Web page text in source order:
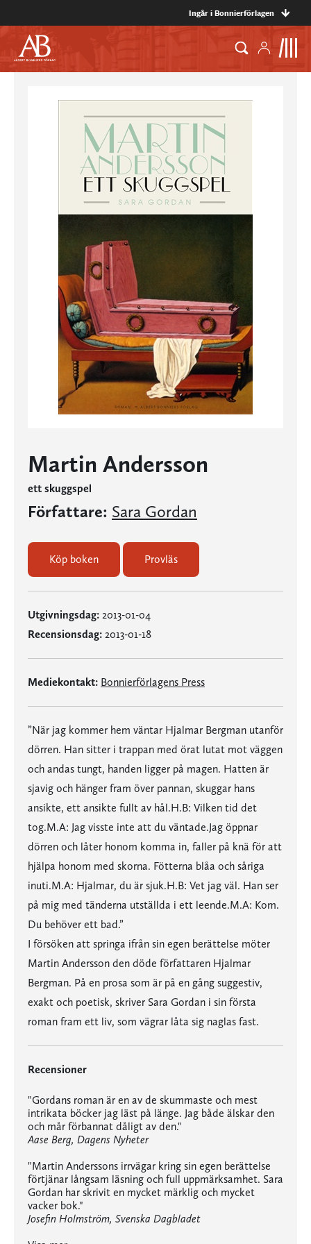
Ingår i Bonnierförlagen
Martin Andersson
ett skuggspel
Författare: Sara Gordan
Köp boken Provläs
Utgivningsdag: 2013-01-04
Recensionsdag: 2013-01-18
Mediekontakt: Bonnierförlagens Press
”När jag kommer hem väntar Hjalmar Bergman utanför
dörren. Han sitter i trappan med örat lutat mot väggen
och andas tungt, handen ligger på magen. Hatten är
sjavig och hänger fram över pannan, skuggar hans
ansikte, ett ansikte fullt av hål.H.B: Vilken tid det
tog.M.A: Jag visste inte att du väntade.Jag öppnar
dörren och låter honom komma in, faller på knä för att
hjälpa honom med skorna. Fötterna blåa och såriga
inuti.M.A: Hjalmar, du är sjuk.H.B: Vet jag väl. Han ser
på mig med tänderna utställda i ett leende.M.A: Kom.
Du behöver ett bad.”
I försöken att springa ifrån sin egen berättelse möter
Martin Andersson den döde författaren Hjalmar
Bergman. På en prosa som är på en gång suggestiv,
exakt och poetisk, skriver Sara Gordan i sin första
roman fram ett liv, som vägrar låta sig naglas fast.
Recensioner
"Gordans roman är en av de skummaste och mest
intrikata böcker jag läst på länge. Jag både älskar den
och mår förbannat dåligt av den."
Aase Berg, Dagens Nyheter
"Martin Anderssons irrvägar kring sin egen berättelse
förtjänar långsam läsning och full uppmärksamhet. Sara
Gordan har skrivit en mycket märklig och mycket
vacker bok."
Josefin Holmström, Svenska Dagbladet